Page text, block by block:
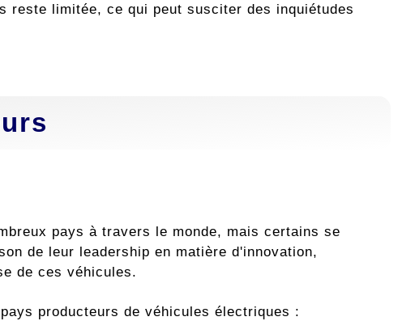
limitée, ce qui peut susciter des inquiétudes
pays à travers le monde, mais certains se
de leur leadership en matière d'innovation,
de ces véhicules.
producteurs de véhicules électriques :